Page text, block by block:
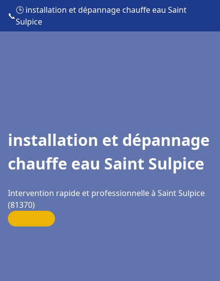
📞
🕒 installation et dépannage chauffe eau Saint
Sulpice
installation et dépannage
chauffe eau Saint Sulpice
Intervention rapide et professionnelle à Saint Sulpice
(81370)